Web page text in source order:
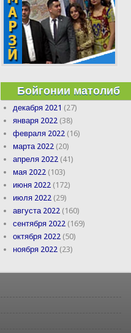
Бойгонии матолиб
декабря 2021 (27)
января 2022 (38)
февраля 2022 (16)
марта 2022 (20)
апреля 2022 (41)
мая 2022 (103)
июня 2022 (172)
июля 2022 (29)
августа 2022 (160)
сентября 2022 (169)
октября 2022 (50)
ноября 2022 (23)